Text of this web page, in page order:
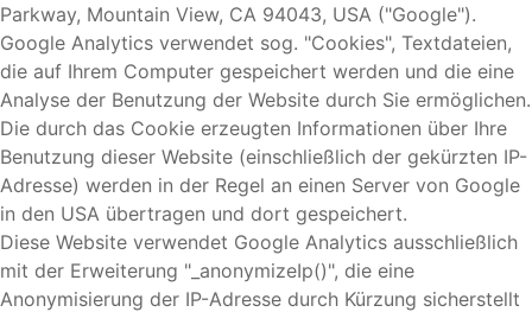
Parkway, Mountain View, CA 94043, USA ("Google").
Google Analytics verwendet sog. "Cookies", Textdateien,
die auf Ihrem Computer gespeichert werden und die eine
Analyse der Benutzung der Website durch Sie ermöglichen.
Die durch das Cookie erzeugten Informationen über Ihre
Benutzung dieser Website (einschließlich der gekürzten IP-
Adresse) werden in der Regel an einen Server von Google
in den USA übertragen und dort gespeichert.
Diese Website verwendet Google Analytics ausschließlich
mit der Erweiterung "_anonymizeIp()", die eine
Anonymisierung der IP-Adresse durch Kürzung sicherstellt